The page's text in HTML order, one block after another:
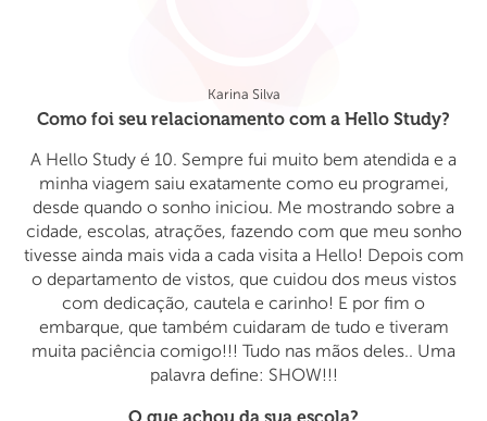
Karina Silva
Como foi seu relacionamento com a Hello Study?
A Hello Study é 10. Sempre fui muito bem atendida e a
minha viagem saiu exatamente como eu programei,
desde quando o sonho iniciou. Me mostrando sobre a
cidade, escolas, atrações, fazendo com que meu sonho
tivesse ainda mais vida a cada visita a Hello! Depois com
o departamento de vistos, que cuidou dos meus vistos
com dedicação, cautela e carinho! E por fim o
embarque, que também cuidaram de tudo e tiveram
muita paciência comigo!!! Tudo nas mãos deles.. Uma
palavra define: SHOW!!!